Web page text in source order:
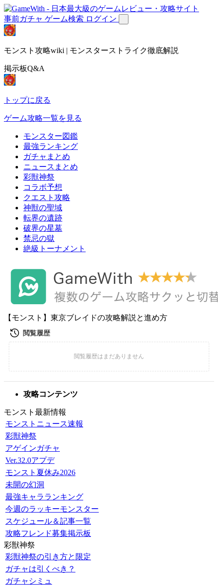
事前ガチャ ゲーム検索 ログイン
モンスト攻略wiki | モンスターストライク徹底解説
掲示板Q&A
トップに戻る
ゲーム攻略一覧を見る
モンスター図鑑
最強ランキング
ガチャまとめ
ニュースまとめ
彩獣神祭
コラボ予想
クエスト攻略
神獣の聖域
転界の遺跡
破界の星墓
禁忌の獄
絶級トーナメント
【モンスト】東京ブレイドの攻略解説と進め方
攻略コンテンツ
モンスト最新情報
モンストニュース速報
彩獣神祭
アゲインガチャ
Ver.32.0アプデ
モンスト夏休み2026
未開の幻洞
最強キャラランキング
今週のラッキーモンスター
スケジュール＆記事一覧
攻略フレンド募集掲示板
彩獣神祭
彩獣神祭の引き方と限定
ガチャは引くべき？
ガチャシミュ